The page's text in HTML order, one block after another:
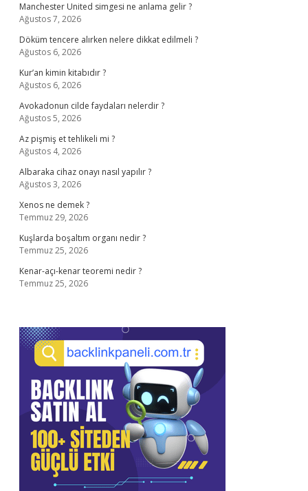
Manchester United simgesi ne anlama gelir ?
Ağustos 7, 2026
Döküm tencere alırken nelere dikkat edilmeli ?
Ağustos 6, 2026
Kur’an kimin kitabıdır ?
Ağustos 6, 2026
Avokadonun cilde faydaları nelerdir ?
Ağustos 5, 2026
Az pişmiş et tehlikeli mi ?
Ağustos 4, 2026
Albaraka cihaz onayı nasıl yapılır ?
Ağustos 3, 2026
Xenos ne demek ?
Temmuz 29, 2026
Kuşlarda boşaltım organı nedir ?
Temmuz 25, 2026
Kenar-açı-kenar teoremi nedir ?
Temmuz 25, 2026